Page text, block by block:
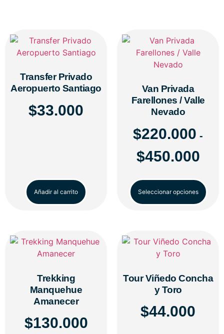
Transfer Privado
Aeropuerto Santiago
$33.000
Añadir al carrito
Van Privada
Farellones / Valle
Nevado
$220.000 -
$450.000
Seleccionar opciones
Trekking
Manquehue
Amanecer
$130.000
Tour Viñedo Concha
y Toro
$44.000